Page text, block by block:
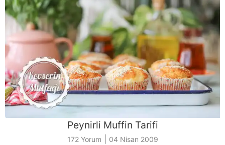
Peynirli Muffin Tarifi
172 Yorum 04 Nisan 2009